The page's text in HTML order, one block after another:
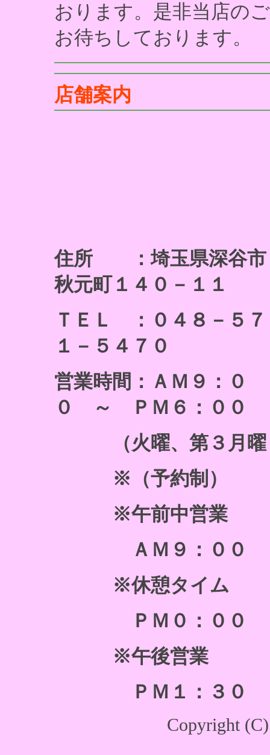
おります。是非当店の
お待ちしております。
店舗案内
住所 ：埼玉県深谷市
秋元町１４０－１１
ＴＥＬ ：０４８－５７
１－５４７０
営業時間：ＡＭ９：０
０ ～ ＰＭ６：００
（火曜、第３月曜
※（予約制）
※午前中営業
ＡＭ９：００ ～
※休憩タイム
ＰＭ０：００ ～
※午後営業
ＰＭ１：３０ ～
Copyright